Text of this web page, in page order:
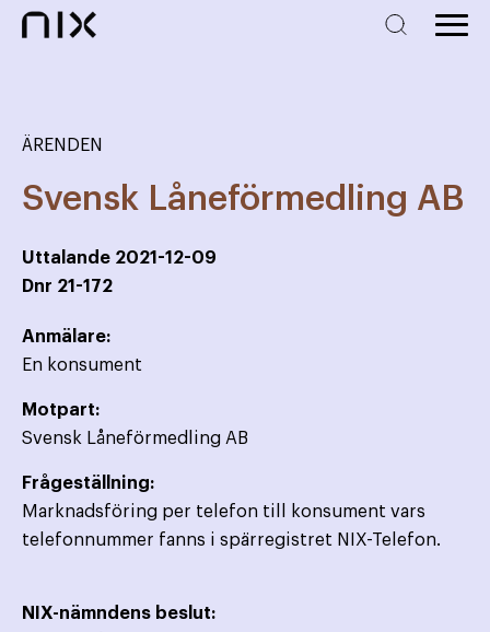
ÄRENDEN
Svensk Låneförmedling AB
Uttalande 2021-12-09
Dnr 21-172
Anmälare:
En konsument
Motpart:
Svensk Låneförmedling AB
Frågeställning:
Marknadsföring per telefon till konsument vars
telefonnummer fanns i spärregistret NIX-Telefon.
NIX-nämndens beslut: